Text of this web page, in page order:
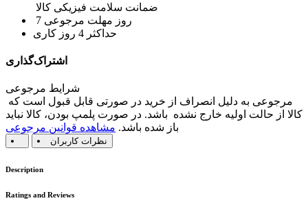
ضمانت سلامت فیزیکی کالا
7 روز مهلت مرجوعی
حداکثر 4 روز کاری
اشتراک‌گذاری
شرایط مرجوعی
کالا از حالت اولیه خارج نشده باشد. در صورت پلمپ بودن، کالا نباید
باز شده باشد. مشاهده قوانین مرجوعی
نظرات کاربران
Description
Ratings and Reviews